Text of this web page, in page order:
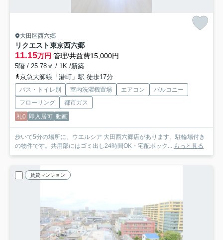
大田区西六郷
リクエスト東京西六郷
11.15万円 管理/共益費15,000円
5階 / 25.78㎡ / 1K /新築
京急大師線「港町」駅 徒歩17分
バス・トイレ別 室内洗濯機置場 エアコン
バルコニー
フローリング
都市ガス
礼0 即入居可 動画
歩いて5分の場所に、ウエルシア 大田西六郷店があります。駐輪場付き
の物件です。共用部にはゴミ出し24時間OK・宅配ボック...
もっと見る
賃貸マンション